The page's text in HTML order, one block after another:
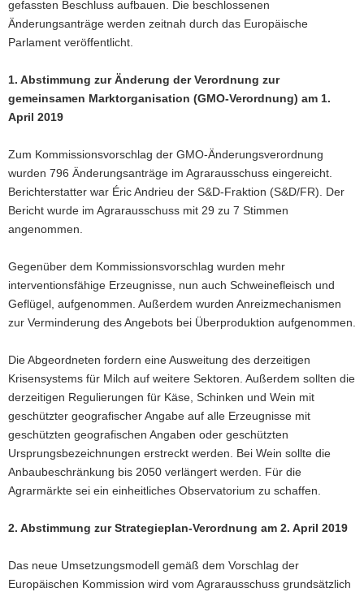
gefassten Beschluss aufbauen. Die beschlossenen
Änderungsanträge werden zeitnah durch das Europäische
Parlament veröffentlicht.
1. Abstimmung zur Änderung der Verordnung zur
gemeinsamen Marktorganisation (GMO-Verordnung) am 1.
April 2019
Zum Kommissionsvorschlag der GMO-Änderungsverordnung
wurden 796 Änderungsanträge im Agrarausschuss eingereicht.
Berichterstatter war Éric Andrieu der S&D-Fraktion (S&D/FR). Der
Bericht wurde im Agrarausschuss mit 29 zu 7 Stimmen
angenommen.
Gegenüber dem Kommissionsvorschlag wurden mehr
interventionsfähige Erzeugnisse, nun auch Schweinefleisch und
Geflügel, aufgenommen. Außerdem wurden Anreizmechanismen
zur Verminderung des Angebots bei Überproduktion aufgenommen.
Die Abgeordneten fordern eine Ausweitung des derzeitigen
Krisensystems für Milch auf weitere Sektoren. Außerdem sollten die
derzeitigen Regulierungen für Käse, Schinken und Wein mit
geschützter geografischer Angabe auf alle Erzeugnisse mit
geschützten geografischen Angaben oder geschützten
Ursprungsbezeichnungen erstreckt werden. Bei Wein sollte die
Anbaubeschränkung bis 2050 verlängert werden. Für die
Agrarmärkte sei ein einheitliches Observatorium zu schaffen.
2. Abstimmung zur Strategieplan-Verordnung am 2. April 2019
Das neue Umsetzungsmodell gemäß dem Vorschlag der
Europäischen Kommission wird vom Agrarausschuss grundsätzlich